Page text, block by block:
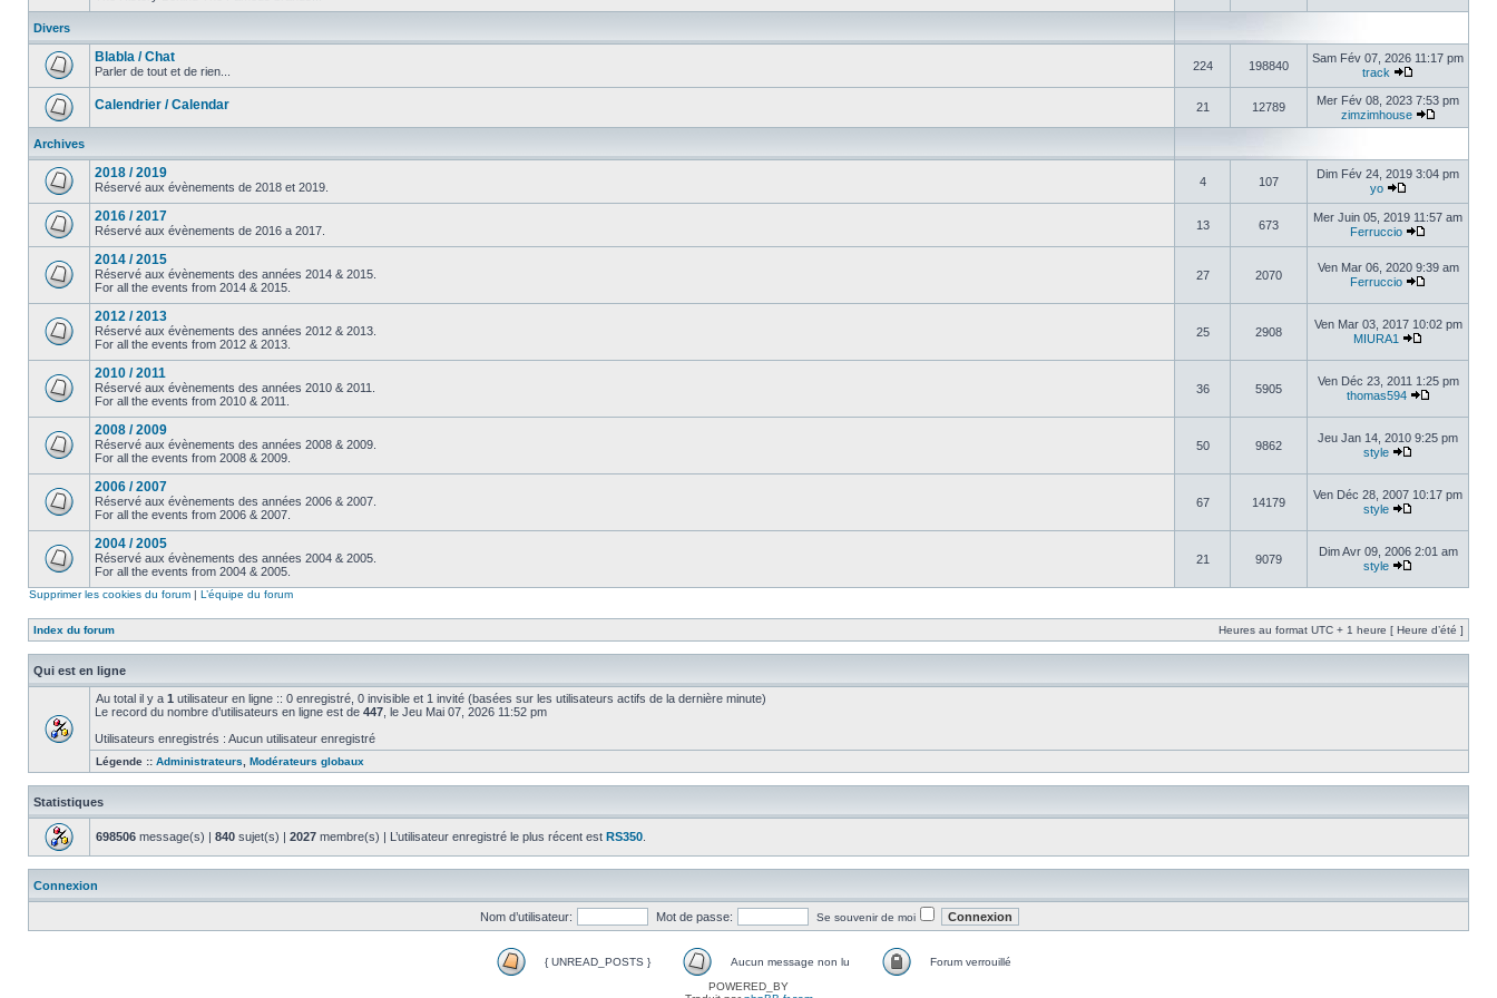
Divers
Blabla / Chat
Parler de tout et de rien... 224 198840
Sam Fév 07, 2026 11:17 pm
track
Calendrier / Calendar 21 12789
Mer Fév 08, 2023 7:53 pm
zimzimhouse
Archives
2018 / 2019
Réservé aux évènements de 2018 et 2019. 4 107
Dim Fév 24, 2019 3:04 pm
yo
2016 / 2017
Réservé aux évènements de 2016 a 2017. 13 673
Mer Juin 05, 2019 11:57 am
Ferruccio
2014 / 2015
Réservé aux évènements des années 2014 & 2015.
For all the events from 2014 & 2015.
27 2070
Ven Mar 06, 2020 9:39 am
Ferruccio
2012 / 2013
Réservé aux évènements des années 2012 & 2013.
For all the events from 2012 & 2013.
25 2908
Ven Mar 03, 2017 10:02 pm
MIURA1
2010 / 2011
Réservé aux évènements des années 2010 & 2011.
For all the events from 2010 & 2011.
36 5905
Ven Déc 23, 2011 1:25 pm
thomas594
2008 / 2009
Réservé aux évènements des années 2008 & 2009.
For all the events from 2008 & 2009.
50 9862
Jeu Jan 14, 2010 9:25 pm
style
2006 / 2007
Réservé aux évènements des années 2006 & 2007.
For all the events from 2006 & 2007.
67 14179
Ven Déc 28, 2007 10:17 pm
style
2004 / 2005
Réservé aux évènements des années 2004 & 2005.
For all the events from 2004 & 2005.
21 9079
Dim Avr 09, 2006 2:01 am
style
Supprimer les cookies du forum | L’équipe du forum
Index du forum Heures au format UTC + 1 heure [ Heure d’été ]
Qui est en ligne
Au total il y a 1 utilisateur en ligne :: 0 enregistré, 0 invisible et 1 invité (basées sur les utilisateurs actifs de la dernière minute)
Le record du nombre d’utilisateurs en ligne est de 447 , le Jeu Mai 07, 2026 11:52 pm
Utilisateurs enregistrés : Aucun utilisateur enregistré
Légende :: Administrateurs Modérateurs globaux
Statistiques
698506 message(s) | 840 sujet(s) | 2027 membre(s) | L’utilisateur enregistré le plus récent est RS350
Connexion
Nom d’utilisateur: Mot de passe: Se souvenir de moi
{ UNREAD_POSTS } Aucun message non lu
Forum verrouillé
POWERED_BY